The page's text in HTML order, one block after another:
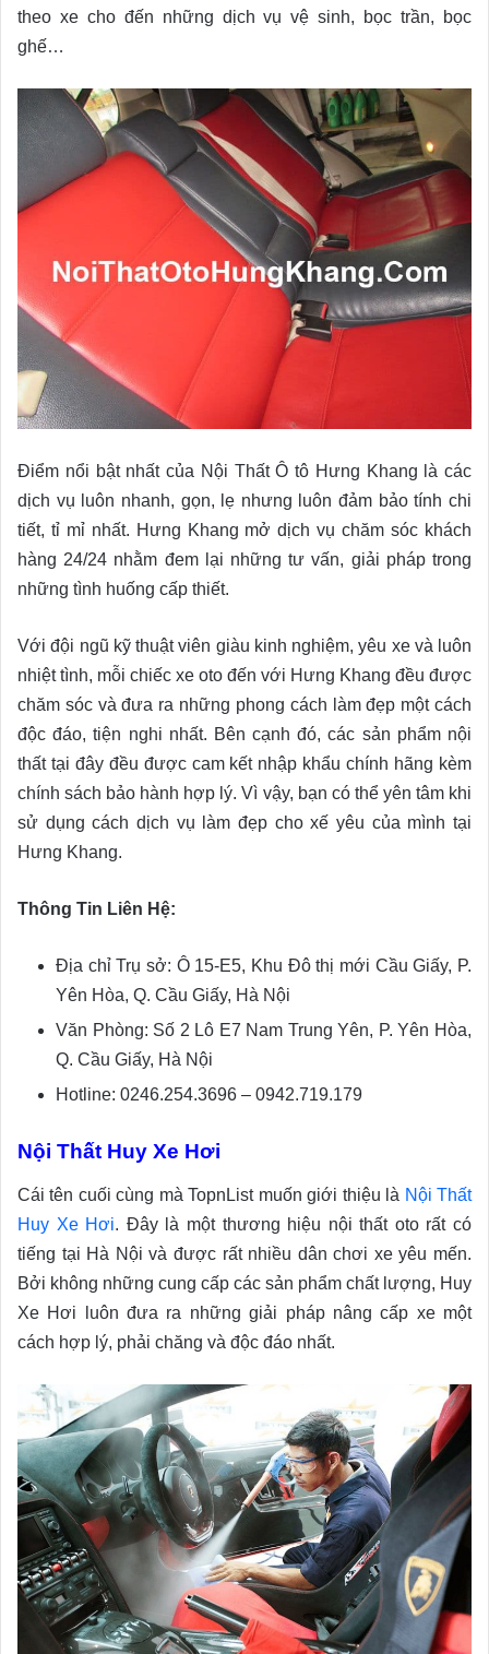
theo xe cho đến những dịch vụ vệ sinh, bọc trần, bọc
ghế…
Điểm nổi bật nhất của Nội Thất Ô tô Hưng Khang là các
dịch vụ luôn nhanh, gọn, lẹ nhưng luôn đảm bảo tính chi
tiết, tỉ mỉ nhất. Hưng Khang mở dịch vụ chăm sóc khách
hàng 24/24 nhằm đem lại những tư vấn, giải pháp trong
những tình huống cấp thiết.
Với đội ngũ kỹ thuật viên giàu kinh nghiệm, yêu xe và luôn
nhiệt tình, mỗi chiếc xe oto đến với Hưng Khang đều được
chăm sóc và đưa ra những phong cách làm đẹp một cách
độc đáo, tiện nghi nhất. Bên cạnh đó, các sản phẩm nội
thất tại đây đều được cam kết nhập khẩu chính hãng kèm
chính sách bảo hành hợp lý. Vì vậy, bạn có thể yên tâm khi
sử dụng cách dịch vụ làm đẹp cho xế yêu của mình tại
Hưng Khang.
Thông Tin Liên Hệ:
Địa chỉ Trụ sở: Ô 15-E5, Khu Đô thị mới Cầu Giấy, P.
Yên Hòa, Q. Cầu Giấy, Hà Nội
Văn Phòng: Số 2 Lô E7 Nam Trung Yên, P. Yên Hòa,
Q. Cầu Giấy, Hà Nội
Hotline: 0246.254.3696 – 0942.719.179
Nội Thất Huy Xe Hơi
Cái tên cuối cùng mà TopnList muốn giới thiệu là Nội Thất
Huy Xe Hơi. Đây là một thương hiệu nội thất oto rất có
tiếng tại Hà Nội và được rất nhiều dân chơi xe yêu mến.
Bởi không những cung cấp các sản phẩm chất lượng, Huy
Xe Hơi luôn đưa ra những giải pháp nâng cấp xe một
cách hợp lý, phải chăng và độc đáo nhất.